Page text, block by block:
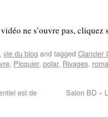
ne s’ouvre pas, cliquez
, vie du blog and tagged Clancier
, Picquier, polar, Rivages,
est de
Salon BD «